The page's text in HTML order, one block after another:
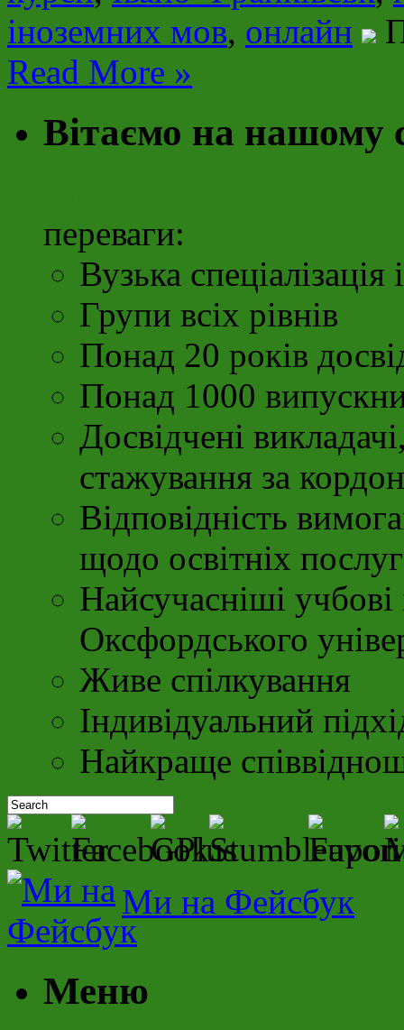
іноземних мов, онлайн
Read More »
Вітаємо на нашому
переваги:
Вузька
Групи всіх рівнів
Понад 20 років
Понад 1000
Досвідчені
стажування за
Відповідність
щодо освітніх послуг
Найсучасніші учбові
Оксфордського
Живе спілкування
Індивідуальний
Найкраще
Ми на Фейсбук
Меню